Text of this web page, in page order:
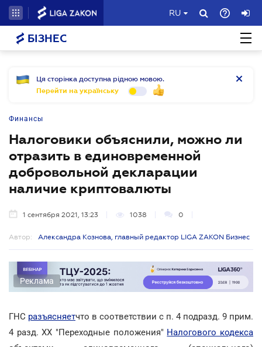
RU
БІЗНЕС
Ця сторінка доступна рідною мовою.
Перейти на українську
Финансы
Налоговики объяснили, можно ли
отразить в единовременной
добровольной декларации
наличие криптовалюты
1 сентября 2021, 13:23 1038 0
Автор: Александра Кознова, главный редактор LIGA ZAKON Бизнес
Реклама
ГНС разъясняетчто в соответствии с п. 4 подразд. 9 прим.
4 разд. XX "Переходные положения" Налогового кодекса